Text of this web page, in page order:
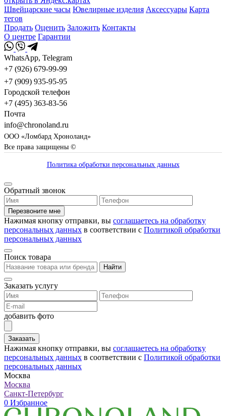
Швейцарские часы Ювелирные изделия Аксессуары Карта
тегов
Продать Оценить Заложить Контакты
О центре Гарантии
WhatsApp, Telegram
+7 (926) 679-99-99
+7 (909) 935-95-95
Городской телефон
+7 (495) 363-83-56
Почта
info@chronoland.ru
ООО «Ломбард Хроноланд»
Все права защищены ©
Политика обработки персональных данных
Обратный звонок
Перезвоните мне
Нажимая кнопку отправки, вы соглашаетесь на обработку
персональных данных в соответствии с Политикой обработки
персональных данных
Поиск товара
Найти
Заказать услугу
добавить фото
Заказать
Нажимая кнопку отправки, вы соглашаетесь на обработку
персональных данных в соответствии с Политикой обработки
персональных данных
Москва
Москва
Санкт-Петербург
0 Избранное